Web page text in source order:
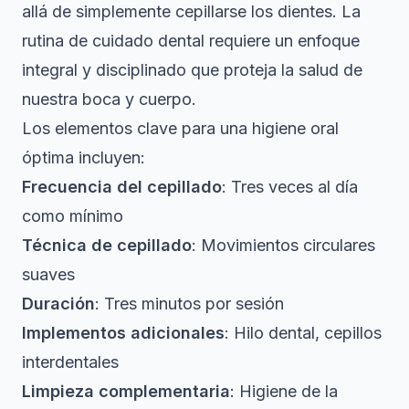
allá de simplemente cepillarse los dientes. La
rutina de cuidado dental requiere un enfoque
integral y disciplinado que proteja la salud de
nuestra boca y cuerpo.
Los elementos clave para una higiene oral
óptima incluyen:
Frecuencia del cepillado: Tres veces al día
como mínimo
Técnica de cepillado: Movimientos circulares
suaves
Duración: Tres minutos por sesión
Implementos adicionales: Hilo dental, cepillos
interdentales
Limpieza complementaria: Higiene de la